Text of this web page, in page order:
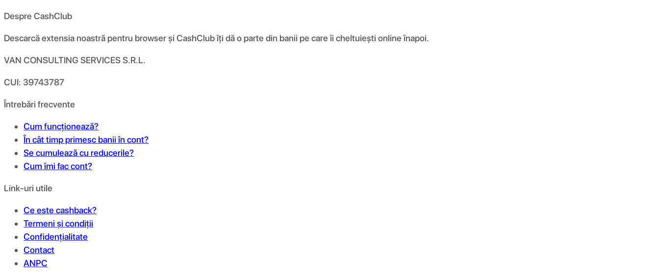
Despre CashClub
Descarcă extensia noastră pentru browser și CashClub îți dă o parte din banii pe care îi cheltuiești online înapoi.
VAN CONSULTING SERVICES S.R.L.
CUI: 39743787
Întrebări frecvente
Cum funcționează?
În cât timp primesc banii în cont?
Se cumulează cu reducerile?
Cum îmi fac cont?
Link-uri utile
Ce este cashback?
Termeni și condiții
Confidențialitate
Contact
ANPC